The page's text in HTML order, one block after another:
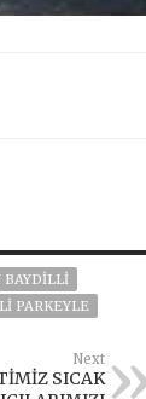
BAYDILLI
PARKEYLE
Next
SICAK